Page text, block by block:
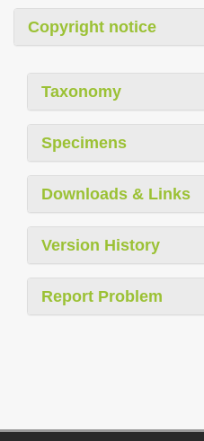
Copyright notice
Taxonomy
Specimens
Downloads & Links
Version History
Report Problem